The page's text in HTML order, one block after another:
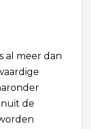
al meer dan
de